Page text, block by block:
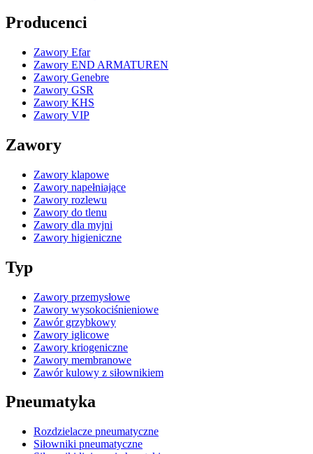
Producenci
Zawory Efar
Zawory END ARMATUREN
Zawory Genebre
Zawory GSR
Zawory KHS
Zawory VIP
Zawory
Zawory klapowe
Zawory napełniające
Zawory rozlewu
Zawory do tlenu
Zawory dla myjni
Zawory higieniczne
Typ
Zawory przemysłowe
Zawory wysokociśnieniowe
Zawór grzybkowy
Zawory iglicowe
Zawory kriogeniczne
Zawory membranowe
Zawór kulowy z siłownikiem
Pneumatyka
Rozdzielacze pneumatyczne
Siłowniki pneumatyczne